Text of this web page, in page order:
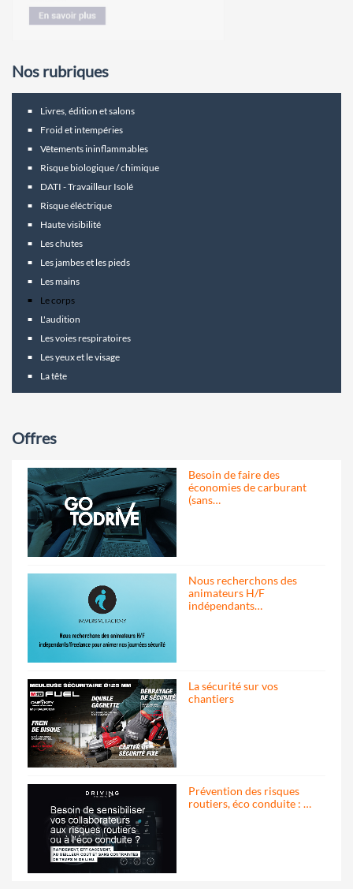
Nos rubriques
Livres, édition et salons
Froid et intempéries
Vêtements ininflammables
Risque biologique / chimique
DATI - Travailleur Isolé
Risque éléctrique
Haute visibilité
Les chutes
Les jambes et les pieds
Les mains
Le corps
L'audition
Les voies respiratoires
Les yeux et le visage
La tête
Offres
Besoin de faire des
économies de carburant
(sans…
Nous recherchons des
animateurs H/F
indépendants…
La sécurité sur vos
chantiers
Prévention des risques
routiers, éco conduite : …